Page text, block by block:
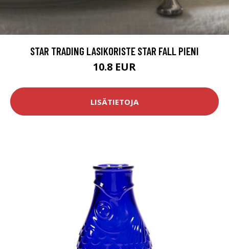
STAR TRADING LASIKORISTE STAR FALL PIENI
10.8 EUR
LISÄTIETOJA